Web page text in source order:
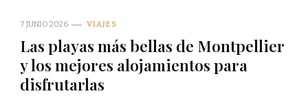
7 JUNIO 2026 VIAJES
Las playas más bellas de Montpellier
y los mejores alojamientos para
disfrutarlas